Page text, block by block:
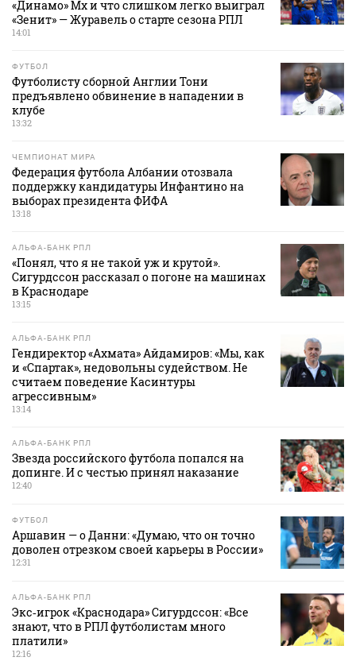
«Динамо» Мх и что слишком легко выиграл
«Зенит» — Журавель о старте сезона РПЛ
14:01
ФУТБОЛ
Футболисту сборной Англии Тони
предъявлено обвинение в нападении в
клубе
13:32
ЧЕМПИОНАТ МИРА
Федерация футбола Албании отозвала
поддержку кандидатуры Инфантино на
выборах президента ФИФА
13:18
АЛЬФА-БАНК РПЛ
«Понял, что я не такой уж и крутой».
Сигурдссон рассказал о погоне на машинах
в Краснодаре
13:15
АЛЬФА-БАНК РПЛ
Гендиректор «Ахмата» Айдамиров: «Мы, как
и «Спартак», недовольны судейством. Не
считаем поведение Касинтуры
агрессивным»
13:14
АЛЬФА-БАНК РПЛ
Звезда российского футбола попался на
допинге. И с честью принял наказание
12:40
ФУТБОЛ
Аршавин — о Данни: «Думаю, что он точно
доволен отрезком своей карьеры в России»
12:31
АЛЬФА-БАНК РПЛ
Экс‑игрок «Краснодара» Сигурдссон: «Все
знают, что в РПЛ футболистам много
платили»
12:16